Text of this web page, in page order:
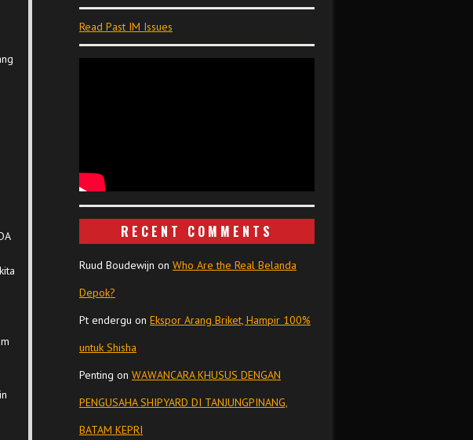
Read Past IM Issues
RECENT COMMENTS
Ruud Boudewijn on Who Are the Real Belanda
Depok?
Pt endergu on Ekspor Arang Briket, Hampir 100%
untuk Shisha
Penting on WAWANCARA KHUSUS DENGAN
PENGUSAHA SHIPYARD DI TANJUNGPINANG,
BATAM KEPRI